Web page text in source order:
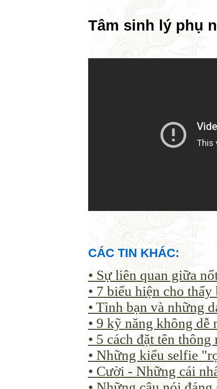
Tâm sinh lý phụ
CÁC TIN KHÁC:
• Sự liên quan giữa
• 7 biểu hiện cho
• Tình bạn và những
• 9 kỹ năng không dễ
• 5 cách đặt tên
• Những kiểu selfie
• Cười - Những cái